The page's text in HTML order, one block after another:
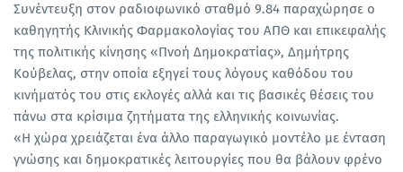
Συνέντευξη στον ραδιοφωνικό σταθμό 9.84 παραχώρησε ο
καθηγητής Κλινικής Φαρμακολογίας του ΑΠΘ και επικεφαλής
της πολιτικής κίνησης «Πνοή Δημοκρατίας», Δημήτρης
Κούβελας, στην οποία εξηγεί τους λόγους καθόδου του
κινήματός του στις εκλογές αλλά και τις βασικές θέσεις του
πάνω στα κρίσιμα ζητήματα της ελληνικής κοινωνίας.
«Η χώρα χρειάζεται ένα άλλο παραγωγικό μοντέλο με ένταση
γνώσης και δημοκρατικές λειτουργίες που θα βάλουν φρένο